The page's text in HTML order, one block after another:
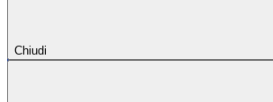
Chiudi